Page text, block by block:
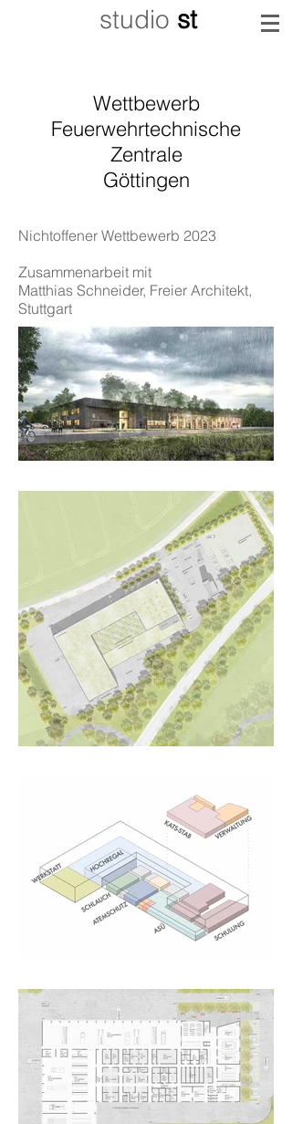
studio st
Wettbewerb
Feuerwehrtechnische
Zentrale
Göttingen
Nichtoffener Wettbewerb 2023
Zusammenarbeit mit
Matthias Schneider, Freier Architekt,
Stuttgart